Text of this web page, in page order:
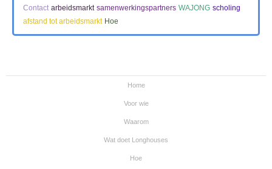
Contact arbeidsmarkt samenwerkingspartners WAJONG scholing
afstand tot arbeidsmarkt Hoe
Home
Voor wie
Waarom
Wat doet Longhouses
Hoe